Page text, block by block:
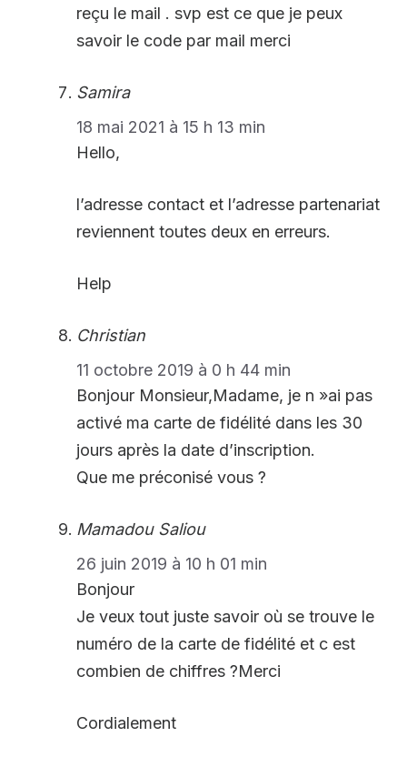
reçu le mail . svp est ce que je peux
savoir le code par mail merci
Samira
18 mai 2021 à 15 h 13 min
Hello,
l’adresse contact et l’adresse partenariat
reviennent toutes deux en erreurs.
Help
Christian
11 octobre 2019 à 0 h 44 min
Bonjour Monsieur,Madame, je n »ai pas
activé ma carte de fidélité dans les 30
jours après la date d’inscription.
Que me préconisé vous ?
Mamadou Saliou
26 juin 2019 à 10 h 01 min
Bonjour
Je veux tout juste savoir où se trouve le
numéro de la carte de fidélité et c est
combien de chiffres ?Merci
Cordialement